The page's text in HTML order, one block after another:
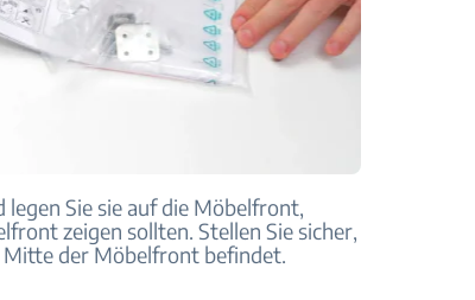
Sie sie auf die Möbelfront,
zeigen sollten. Stellen Sie sicher,
Mitte der Möbelfront befindet.